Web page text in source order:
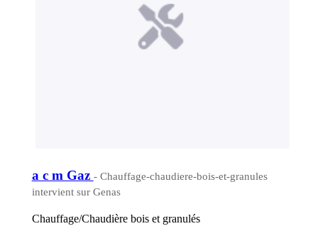
a c m Gaz - Chauffage-chaudiere-bois-et-granules
intervient sur Genas
Chauffage/Chaudière bois et granulés